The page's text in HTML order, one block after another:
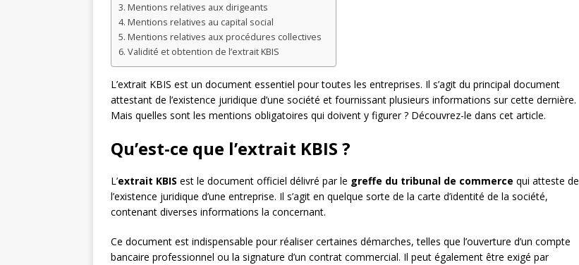
Mentions relatives aux dirigeants
Mentions relatives au capital social
Mentions relatives aux procédures collectives
Validité et obtention de l’extrait KBIS
L’extrait KBIS est un document essentiel pour toutes les entreprises. Il s’agit du principal document
attestant de l’existence juridique d’une société et fournissant plusieurs informations sur cette dernière.
Mais quelles sont les mentions obligatoires qui doivent y figurer ? Découvrez-le dans cet article.
Qu’est-ce que l’extrait KBIS ?
L’extrait KBIS est le document officiel délivré par le greffe du tribunal de commerce qui atteste de
l’existence juridique d’une entreprise. Il s’agit en quelque sorte de la carte d’identité de la société,
contenant diverses informations la concernant.
Ce document est indispensable pour réaliser certaines démarches, telles que l’ouverture d’un compte
bancaire professionnel ou la signature d’un contrat commercial. Il peut également être exigé par